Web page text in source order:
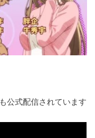
公式配信されています